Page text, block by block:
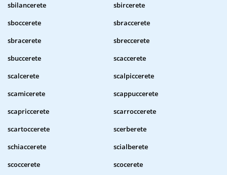
sbilancerete
sbircerete
sboccerete
sbraccerete
sbracerete
sbreccerete
sbuccerete
scaccerete
scalcerete
scalpiccerete
scamicerete
scappuccerete
scapriccerete
scarroccerete
scartoccerete
scerberete
schiaccerete
scialberete
scoccerete
scocerete